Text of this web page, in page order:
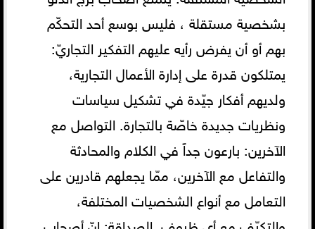
بشخصية مستقلة ، فليس بوسع أحد التحكّم
بهم أو أن يفرض رأيه عليهم التفكير التجاريّ:
يمتلكون قدرة على إدارة الأعمال التجارية،
ولديهم أفكار جيّدة في تشكيل سياسات
ونظريات جديدة خاصّة بالتجارة. التواصل مع
الآخرين: بارعون جداً في الكلام والمحادثة
والتفاعل مع الآخرين، ممّا يجعلهم قادرين على
التعامل مع أنواع الشخصيات المختلفة،
والتكيّف مع أي ظروف. الصداقة: إنّ أصحاب